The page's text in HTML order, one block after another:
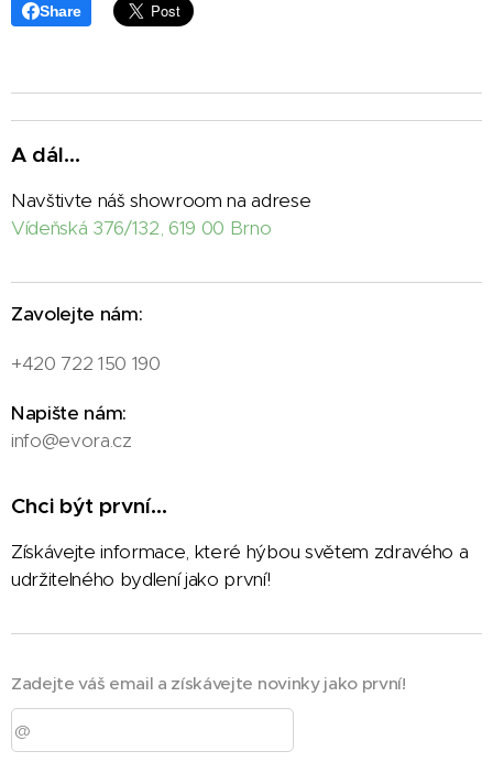
Share
A dál...
Navštivte náš showroom na adrese
Vídeňská 376/132, 619 00 Brno
Zavolejte nám:
+420 722 150 190
Napište nám:
info@evora.cz
Chci být první...
Získávejte informace, které hýbou světem zdravého a
udržitelného bydlení jako první!
Zadejte váš email a získávejte novinky jako první!